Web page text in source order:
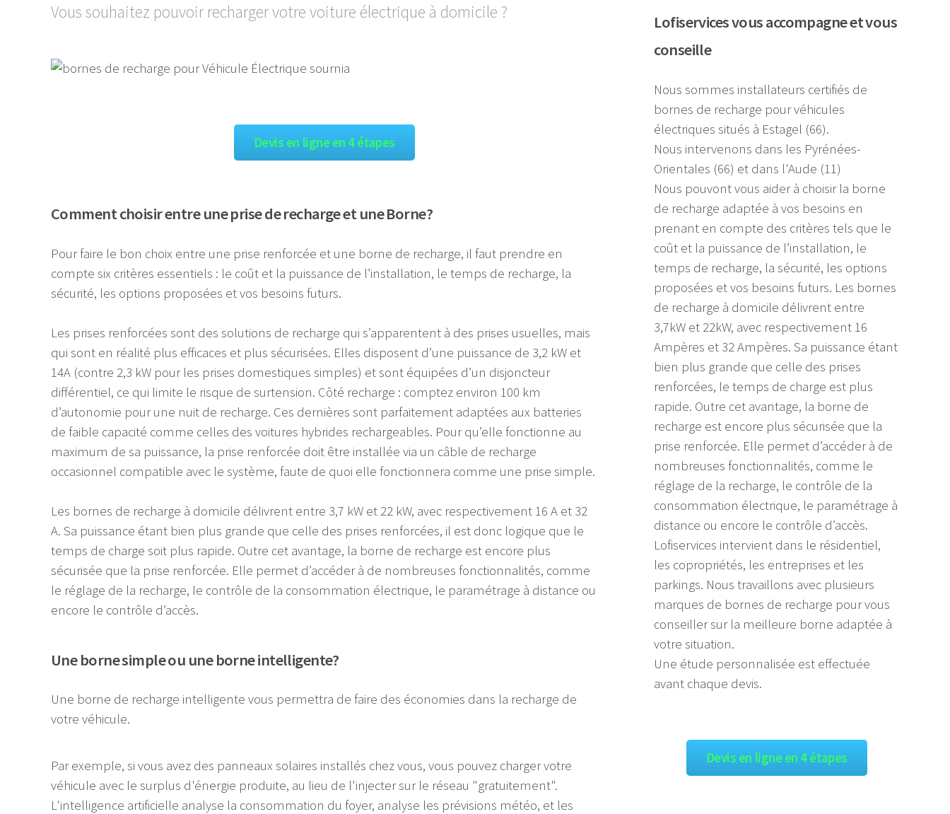
Vous souhaitez pouvoir recharger votre voiture électrique à domicile ?
Devis en ligne en 4 étapes
Comment choisir entre une prise de recharge et une Borne?
Pour faire le bon choix entre une prise renforcée et une borne de recharge, il faut prendre en
compte six critères essentiels : le coût et la puissance de l’installation, le temps de recharge, la
sécurité, les options proposées et vos besoins futurs.
Les prises renforcées sont des solutions de recharge qui s’apparentent à des prises usuelles, mais
qui sont en réalité plus efficaces et plus sécurisées. Elles disposent d’une puissance de 3,2 kW et
14A (contre 2,3 kW pour les prises domestiques simples) et sont équipées d’un disjoncteur
différentiel, ce qui limite le risque de surtension. Côté recharge : comptez environ 100 km
d’autonomie pour une nuit de recharge. Ces dernières sont parfaitement adaptées aux batteries
de faible capacité comme celles des voitures hybrides rechargeables. Pour qu’elle fonctionne au
maximum de sa puissance, la prise renforcée doit être installée via un câble de recharge
occasionnel compatible avec le système, faute de quoi elle fonctionnera comme une prise simple.
Les bornes de recharge à domicile délivrent entre 3,7 kW et 22 kW, avec respectivement 16 A et 32
A. Sa puissance étant bien plus grande que celle des prises renforcées, il est donc logique que le
temps de charge soit plus rapide. Outre cet avantage, la borne de recharge est encore plus
sécurisée que la prise renforcée. Elle permet d’accéder à de nombreuses fonctionnalités, comme
le réglage de la recharge, le contrôle de la consommation électrique, le paramétrage à distance ou
encore le contrôle d’accès.
Une borne simple ou une borne intelligente?
Une borne de recharge intelligente vous permettra de faire des économies dans la recharge de
votre véhicule.
Par exemple, si vous avez des panneaux solaires installés chez vous, vous pouvez charger votre
véhicule avec le surplus d'énergie produite, au lieu de l'injecter sur le réseau "gratuitement".
L'intelligence artificielle analyse la consommation du foyer, analyse les prévisions météo, et les
Lofiservices vous accompagne et vous
conseille
Nous sommes installateurs certifiés de
bornes de recharge pour véhicules
électriques situés à Estagel (66).
Nous intervenons dans les Pyrénées-
Orientales (66) et dans l'Aude (11)
Nous pouvont vous aider à choisir la borne
de recharge adaptée à vos besoins en
prenant en compte des critères tels que le
coût et la puissance de l’installation, le
temps de recharge, la sécurité, les options
proposées et vos besoins futurs. Les bornes
de recharge à domicile délivrent entre
3,7kW et 22kW, avec respectivement 16
Ampères et 32 Ampères. Sa puissance étant
bien plus grande que celle des prises
renforcées, le temps de charge est plus
rapide. Outre cet avantage, la borne de
recharge est encore plus sécurisée que la
prise renforcée. Elle permet d’accéder à de
nombreuses fonctionnalités, comme le
réglage de la recharge, le contrôle de la
consommation électrique, le paramétrage à
distance ou encore le contrôle d’accès.
Lofiservices intervient dans le résidentiel,
les copropriétés, les entreprises et les
parkings. Nous travaillons avec plusieurs
marques de bornes de recharge pour vous
conseiller sur la meilleure borne adaptée à
votre situation.
Une étude personnalisée est effectuée
avant chaque devis.
Devis en ligne en 4 étapes